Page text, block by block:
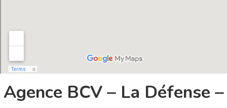
Agence BCV – La Défense –